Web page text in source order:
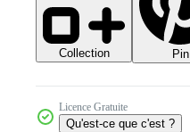
Collection Pin
Licence Gratuite
Qu'est-ce que c'est ?